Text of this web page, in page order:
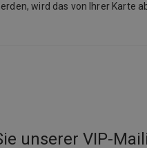
wird das von Ihrer Karte
unserer VIP-